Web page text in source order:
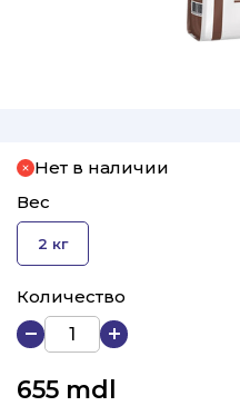
Нет в наличии
Вес
2 кг
Количество
655 mdl